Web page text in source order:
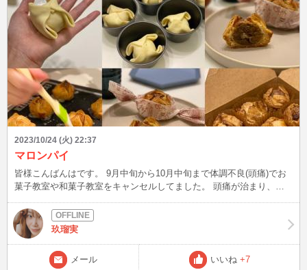
2023/10/24 (火) 22:37
マロンパイ
皆様こんばんはです。 9月中旬から10月中旬まで体調不良(頭痛)でお
菓子教室や和菓子教室をキャンセルしてました。 頭痛が治まり、元
のお菓子の定番‼️｢マロンパイ🌰🥧｣を作りました。 パイ生地から仕込
むので、4時間半の長丁場レッスンだったけど楽しかった👍👍 とりあ
えず10月いっぱいはグルテンフリー生活なので、試食タイム⏱は紅茶
だけ〜😂 お菓子の中でもパイ菓子が1番好きなので… 食べたかった
ぁ😂 でも、グルテンフリーをして体調面が全然違うので食べたい欲
玖瑠実
メール いいね +7